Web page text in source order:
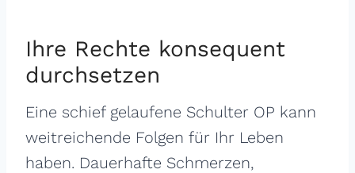
Ihre Rechte konsequent
durchsetzen
Eine schief gelaufene Schulter OP kann
weitreichende Folgen für Ihr Leben
haben. Dauerhafte Schmerzen,